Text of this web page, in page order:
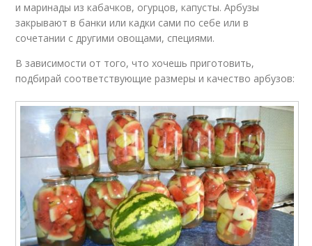
и маринады из кабачков, огурцов, капусты. Арбузы
закрывают в банки или кадки сами по себе или в
сочетании с другими овощами, специями.
В зависимости от того, что хочешь приготовить,
подбирай соответствующие размеры и качество арбузов: